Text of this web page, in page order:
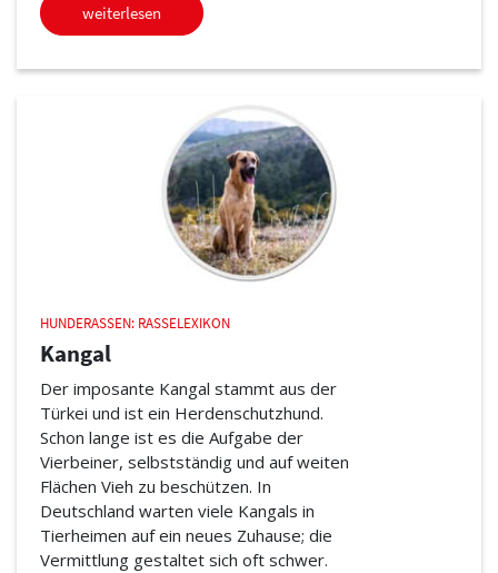
weiterlesen
HUNDERASSEN: RASSELEXIKON
Kangal
Der imposante Kangal stammt aus der
Türkei und ist ein Herdenschutzhund.
Schon lange ist es die Aufgabe der
Vierbeiner, selbstständig und auf weiten
Flächen Vieh zu beschützen. In
Deutschland warten viele Kangals in
Tierheimen auf ein neues Zuhause; die
Vermittlung gestaltet sich oft schwer.